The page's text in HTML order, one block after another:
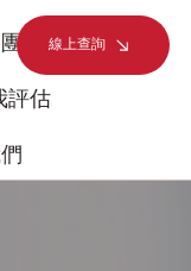
隊
評估
線上查詢